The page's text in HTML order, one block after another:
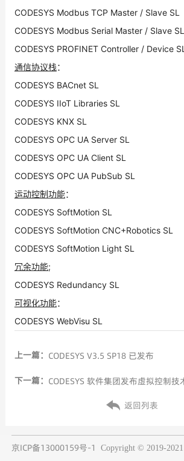
CODESYS Modbus TCP Master / Slave SL
CODESYS Modbus Serial Master / Slave SL
CODESYS PROFINET Controller / Device SL
通信协议栈：
CODESYS BACnet SL
CODESYS IIoT Libraries SL
CODESYS KNX SL
CODESYS OPC UA Server SL
CODESYS OPC UA Client SL
CODESYS OPC UA PubSub SL
运动控制功能：
CODESYS SoftMotion SL
CODESYS SoftMotion CNC+Robotics SL
CODESYS SoftMotion Light SL
冗余功能;
CODESYS Redundancy SL
可视化功能：
CODESYS WebVisu SL
上一篇： CODESYS V3.5 SP18 已发布
下一篇：
返回列表
京ICP备13000159号-1 Copyright © 2019-2021